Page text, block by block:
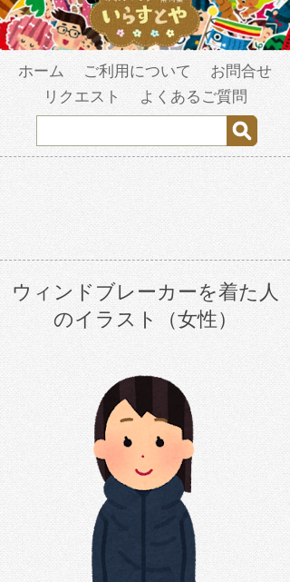
ホーム ご利用について
お問合せ
リクエスト
よくあるご質問
ウィンドブレーカーを着た人
のイラスト（女性）